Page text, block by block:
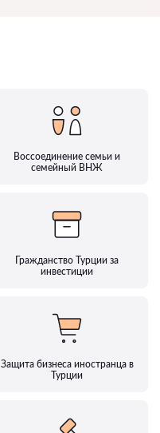
Воссоединение семьи и
семейный ВНЖ
Гражданство Турции за
инвестиции
Защита бизнеса иностранца в
Турции